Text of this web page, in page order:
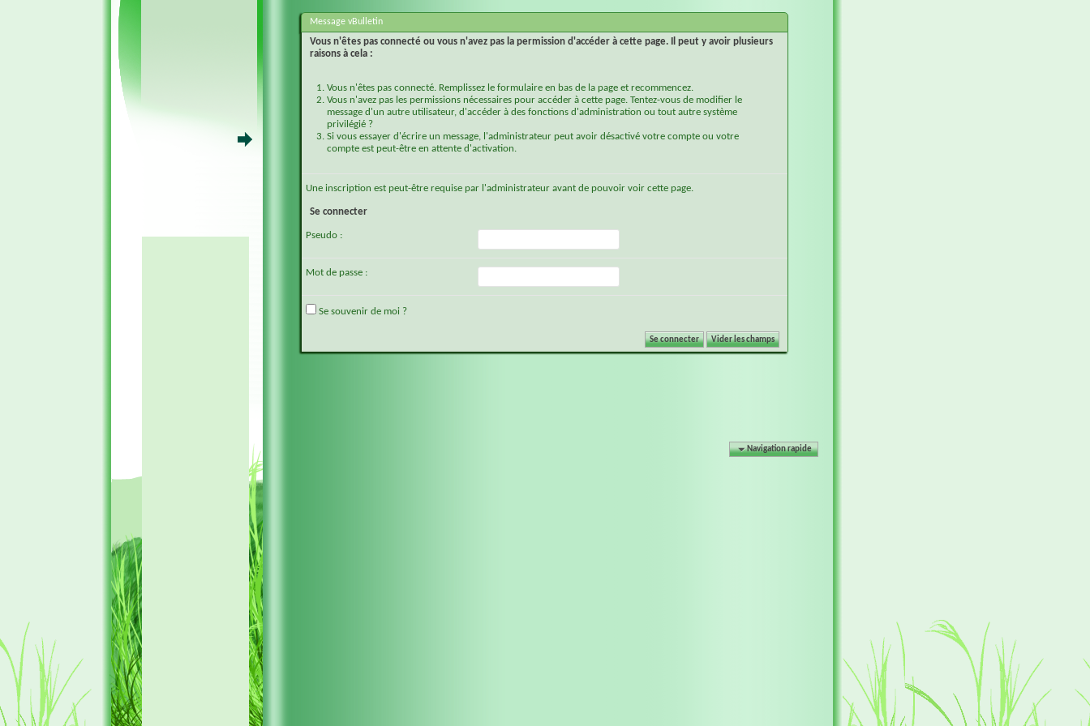
Message vBulletin
Vous n'êtes pas connecté ou vous n'avez pas la permission d'accéder à cette page. Il peut y avoir plusieurs
raisons à cela :
Vous n'êtes pas connecté. Remplissez le formulaire en bas de la page et recommencez.
Vous n'avez pas les permissions nécessaires pour accéder à cette page. Tentez-vous de modifier le
message d'un autre utilisateur, d'accéder à des fonctions d'administration ou tout autre système
privilégié ?
Si vous essayer d'écrire un message, l'administrateur peut avoir désactivé votre compte ou votre
compte est peut-être en attente d'activation.
Une inscription est peut-être requise par l'administrateur avant de pouvoir voir cette page.
Se connecter
Pseudo :
Mot de passe :
Se souvenir de moi ?
Navigation rapide